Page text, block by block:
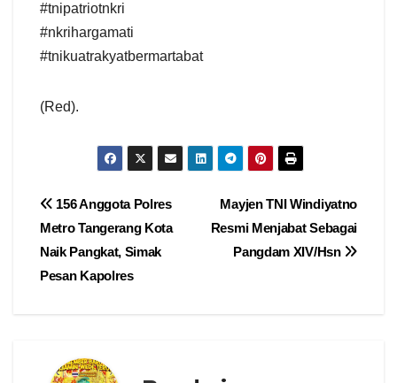
#tnipatriotnkri
#nkrihargamati
#tnikuatrakyatbermartabat
(Red).
Navigasi
pos
Mayjen TNI Windiyatno
Resmi Menjabat Sebagai
Pangdam XIV/Hsn
156 Anggota Polres
Metro Tangerang Kota
Naik Pangkat, Simak
Pesan Kapolres